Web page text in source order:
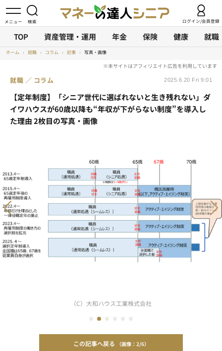
ログイン/会員登録
TOP 資産管理・運用 年金 保険 健康 就職
ホーム › 就職 › コラム › 記事 › 写真・画像
【定年制度】「シニア世代に選ばれないと生き残れない」ダ
イワハウスが60歳以降も“年収が下がらない制度”を導入し
た理由 2枚目の写真・画像
就職 コラム 2025.6.20 Fri 9:01
（C）大和ハウス工業株式会社
この記事へ戻る 2/6